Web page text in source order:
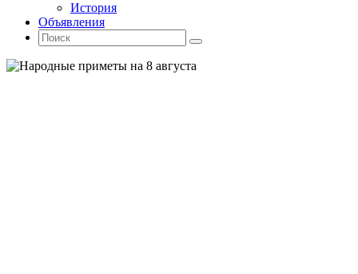
История
Объявления
Поиск
Искать:
Поиск